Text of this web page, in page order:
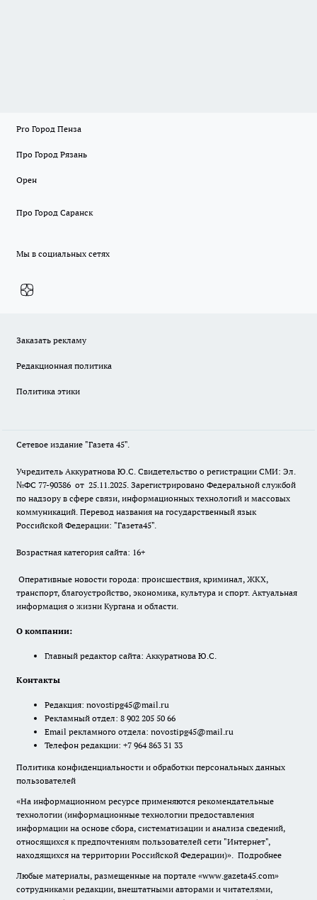
Pro Город Пенза
Про Город Рязань
Орен
Про Город Саранск
Мы в социальных сетях
Заказать рекламу
Редакционная политика
Политика этики
Сетевое издание "Газета 45".
Учредитель Аккуратнова Ю.С. Свидетельство о регистрации СМИ: Эл.
№ФС 77-90386 от 25.11.2025. Зарегистрировано Федеральной службой
по надзору в сфере связи, информационных технологий и массовых
коммуникаций. Перевод названия на государственный язык
Российской Федерации: "Газета45".
Возрастная категория сайта: 16+
Оперативные новости города: происшествия, криминал, ЖКХ,
транспорт, благоустройство, экономика, культура и спорт. Актуальная
информация о жизни Кургана и области.
О компании:
Главный редактор сайта: Аккуратнова Ю.С.
Контакты
Редакция: novostipg45@mail.ru
Рекламный отдел: 8 902 205 50 66
Email рекламного отдела: novostipg45@mail.ru
Телефон редакции: +7 964 863 31 33
Политика конфиденциальности и обработки персональных данных
пользователей
«На информационном ресурсе применяются рекомендательные
технологии (информационные технологии предоставления
информации на основе сбора, систематизации и анализа сведений,
относящихся к предпочтениям пользователей сети "Интернет",
находящихся на территории Российской Федерации)». Подробнее
Любые материалы, размещенные на портале «www.gazeta45.com»
сотрудниками редакции, внештатными авторами и читателями,